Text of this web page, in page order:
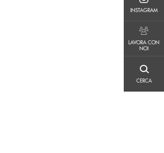
INSTAGRAM
LAVORA CON
NOI
CERCA